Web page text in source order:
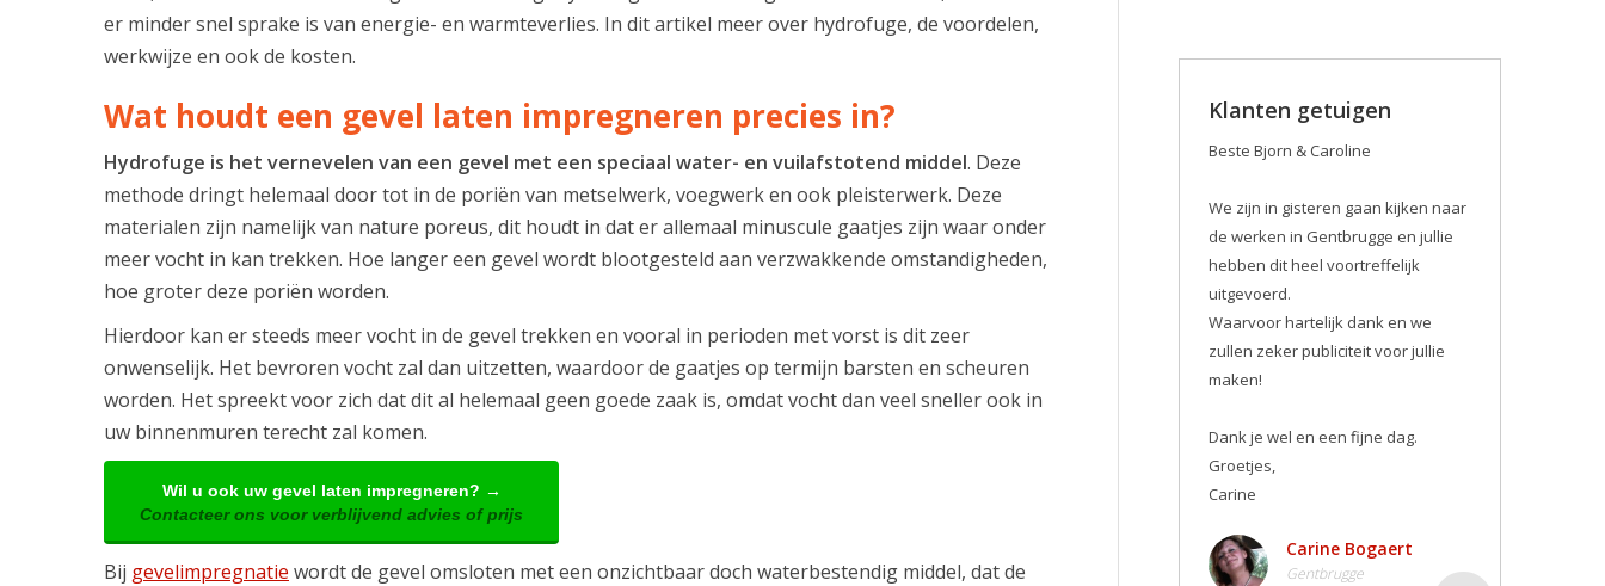
er minder snel sprake is van energie- en warmteverlies. In dit artikel meer over hydrofuge, de voordelen,
werkwijze en ook de kosten.
Wat houdt een gevel laten impregneren precies in?
Hydrofuge is het vernevelen van een gevel met een speciaal water- en vuilafstotend middel. Deze
methode dringt helemaal door tot in de poriën van metselwerk, voegwerk en ook pleisterwerk. Deze
materialen zijn namelijk van nature poreus, dit houdt in dat er allemaal minuscule gaatjes zijn waar onder
meer vocht in kan trekken. Hoe langer een gevel wordt blootgesteld aan verzwakkende omstandigheden,
hoe groter deze poriën worden.
Hierdoor kan er steeds meer vocht in de gevel trekken en vooral in perioden met vorst is dit zeer
onwenselijk. Het bevroren vocht zal dan uitzetten, waardoor de gaatjes op termijn barsten en scheuren
worden. Het spreekt voor zich dat dit al helemaal geen goede zaak is, omdat vocht dan veel sneller ook in
uw binnenmuren terecht zal komen.
Wil u ook uw gevel laten impregneren? →
Contacteer ons voor verblijvend advies of prijs
Bij gevelimpregnatie wordt de gevel omsloten met een onzichtbaar doch waterbestendig middel, dat de
Klanten getuigen
Beste Bjorn & Caroline
We zijn in gisteren gaan kijken naar
de werken in Gentbrugge en jullie
hebben dit heel voortreffelijk
uitgevoerd.
Waarvoor hartelijk dank en we
zullen zeker publiciteit voor jullie
maken! ️
Dank je wel en een fijne dag.
Groetjes,
Carine
Carine Bogaert
Gentbrugge